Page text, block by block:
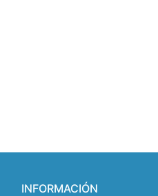
INFORMACIÓN